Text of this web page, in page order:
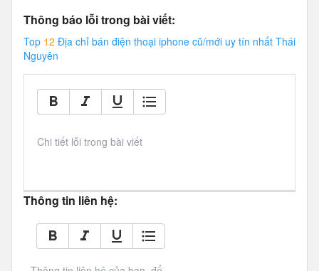
Thông báo lỗi trong bài viết:
Top 12 Địa chỉ bán điện thoại iphone cũ/mới uy tín nhất Thái
Nguyên
Chi tiết lỗi trong bài viết
Thông tin liên hệ: